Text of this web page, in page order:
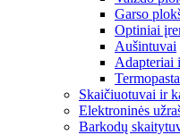
Garso
Optiniai
Aušintuvai
Adapteriai
Termopasta
Skaičiuotuvai ir
Elektroninės
Barkodų